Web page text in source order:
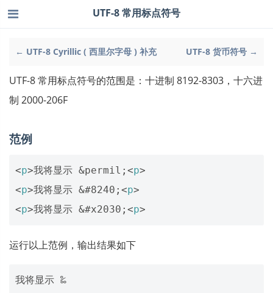
← UTF-8 Cyrillic ( 西里尔字母 ) 补充 UTF-8 货币符号 →
UTF-8 常用标点符号
UTF-8 常用标点符号的范围是：十进制 8192-8303，十六进
制 2000-206F
范例
<p>我将显示 &permil; <p>
<p>我将显示 &#8240; <p>
<p>我将显示 &#x2030; <p>
运行以上范例，输出结果如下
我将显示 ‰